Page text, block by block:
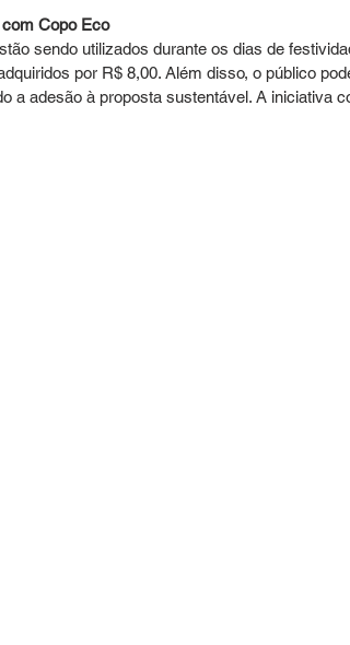
Copo Eco
sendo utilizados durante os dias de
por R$ 8,00. Além disso, o público
a adesão à proposta sustentável. A iniciativa